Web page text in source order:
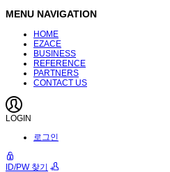
MENU NAVIGATION
HOME
EZACE
BUSINESS
REFERENCE
PARTNERS
CONTACT US
LOGIN
로그인
ID/PW 찾기